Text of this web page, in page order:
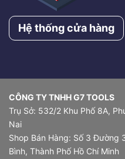
Hệ thống cửa hàng
CÔNG TY TNHH G7 TOOLS
Trụ Sở: 532/2 Khu Phố 8A,
Nai
Shop Bán Hàng: Số 3 Đường
Bình, Thành Phố Hồ Chí Minh